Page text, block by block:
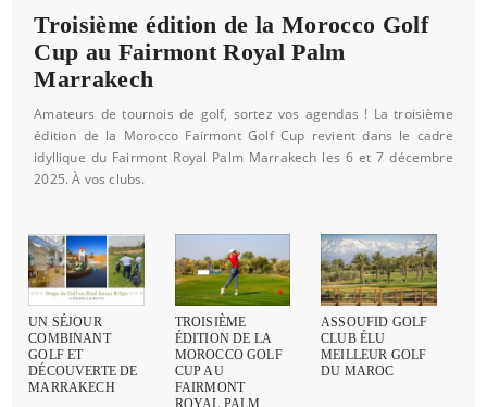
Troisième édition de la Morocco Golf
Cup au Fairmont Royal Palm
Marrakech
Amateurs de tournois de golf, sortez vos agendas ! La troisième
édition de la Morocco Fairmont Golf Cup revient dans le cadre
idyllique du Fairmont Royal Palm Marrakech les 6 et 7 décembre
2025. À vos clubs.
UN SÉJOUR
COMBINANT
GOLF ET
DÉCOUVERTE DE
MARRAKECH
TROISIÈME
ÉDITION DE LA
MOROCCO GOLF
CUP AU
FAIRMONT
ROYAL PALM
ASSOUFID GOLF
CLUB ÉLU
MEILLEUR GOLF
DU MAROC